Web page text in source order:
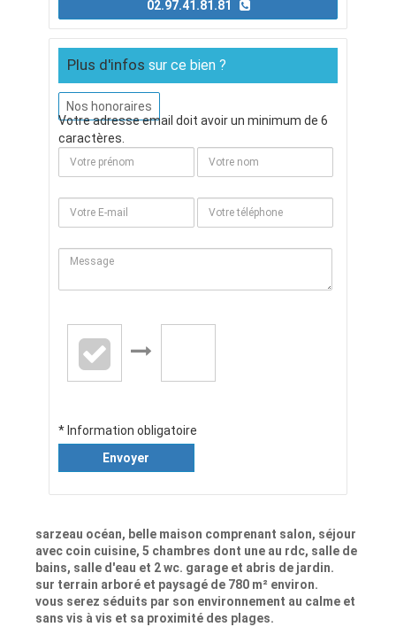
Plus d'infos sur ce bien ?
Nos honoraires
Votre adresse email doit avoir un minimum de 6
caractères.
* Information obligatoire
Envoyer
sarzeau océan, belle maison comprenant salon, séjour
avec coin cuisine, 5 chambres dont une au rdc, salle de
bains, salle d'eau et 2 wc. garage et abris de jardin.
sur terrain arboré et paysagé de 780 m² environ.
vous serez séduits par son environnement au calme et
sans vis à vis et sa proximité des plages.